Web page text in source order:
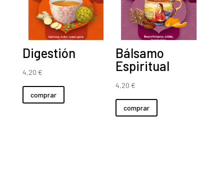
Digestión
4,20 €
comprar
Bálsamo
Espiritual
4,20 €
comprar